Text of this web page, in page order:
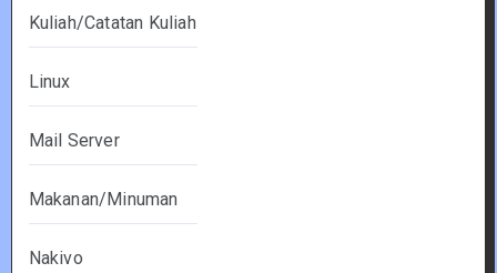
Kuliah/Catatan Kuliah
Linux
Mail Server
Makanan/Minuman
Nakivo